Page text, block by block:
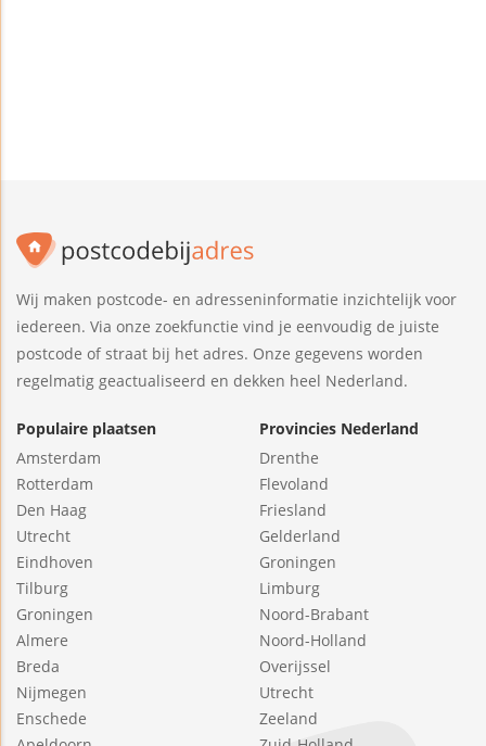
Wij maken postcode- en adresseninformatie inzichtelijk voor
iedereen. Via onze zoekfunctie vind je eenvoudig de juiste
postcode of straat bij het adres. Onze gegevens worden
regelmatig geactualiseerd en dekken heel Nederland.
Populaire plaatsen
Amsterdam
Rotterdam
Den Haag
Utrecht
Eindhoven
Tilburg
Groningen
Almere
Breda
Nijmegen
Enschede
Provincies Nederland
Drenthe
Flevoland
Friesland
Gelderland
Groningen
Limburg
Noord-Brabant
Noord-Holland
Overijssel
Utrecht
Zeeland